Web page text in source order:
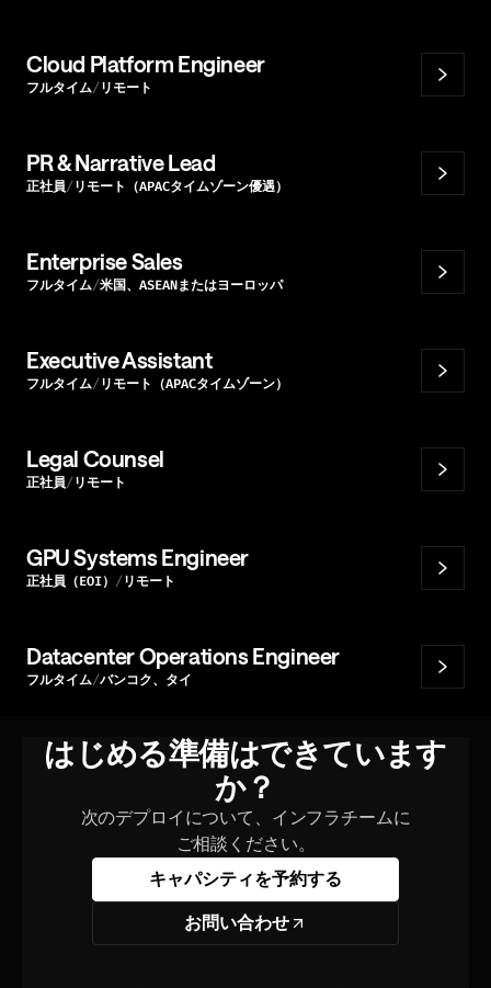
Cloud Platform Engineer
フルタイム リモート
PR & Narrative Lead
正社員 リモート（APACタイムゾーン優遇）
Enterprise Sales
フルタイム 米国、ASEANまたはヨーロッパ
Executive Assistant
フルタイム リモート（APACタイムゾーン）
Legal Counsel
正社員 リモート
GPU Systems Engineer
正社員（EOI） リモート
Datacenter Operations Engineer
フルタイム バンコク、タイ
はじめる準備はできています
か？
次のデプロイについて、インフラチームに
ご相談ください。
キャパシティを予約する
お問い合わせ